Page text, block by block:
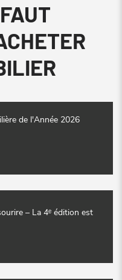
de l'Année 2026
– La 4ᵉ édition est